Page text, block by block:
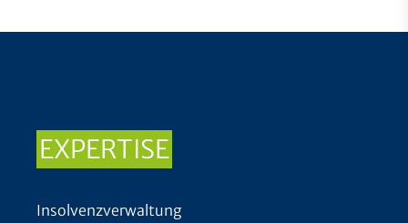
EXPERTISE
Insolvenzverwaltung